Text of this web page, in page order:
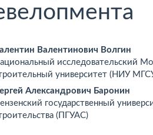
Валентинович Волгин
исследовательский
университет (НИУ
Александрович Баронин
государственный
(ПГУАС)